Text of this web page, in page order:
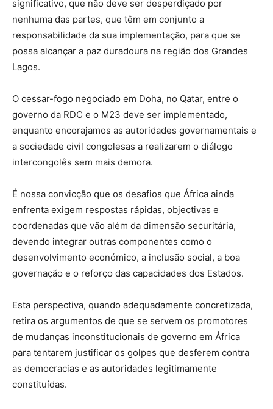
significativo, que não deve ser desperdiçado por
nenhuma das partes, que têm em conjunto a
responsabilidade da sua implementação, para que se
possa alcançar a paz duradoura na região dos Grandes
Lagos.
O cessar-fogo negociado em Doha, no Qatar, entre o
governo da RDC e o M23 deve ser implementado,
enquanto encorajamos as autoridades governamentais e
a sociedade civil congolesas a realizarem o diálogo
intercongolês sem mais demora.
É nossa convicção que os desafios que África ainda
enfrenta exigem respostas rápidas, objectivas e
coordenadas que vão além da dimensão securitária,
devendo integrar outras componentes como o
desenvolvimento económico, a inclusão social, a boa
governação e o reforço das capacidades dos Estados.
Esta perspectiva, quando adequadamente concretizada,
retira os argumentos de que se servem os promotores
de mudanças inconstitucionais de governo em África
para tentarem justificar os golpes que desferem contra
as democracias e as autoridades legitimamente
constituídas.